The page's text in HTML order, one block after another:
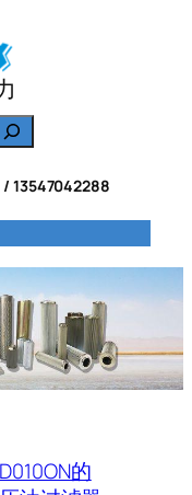
13547042288
的